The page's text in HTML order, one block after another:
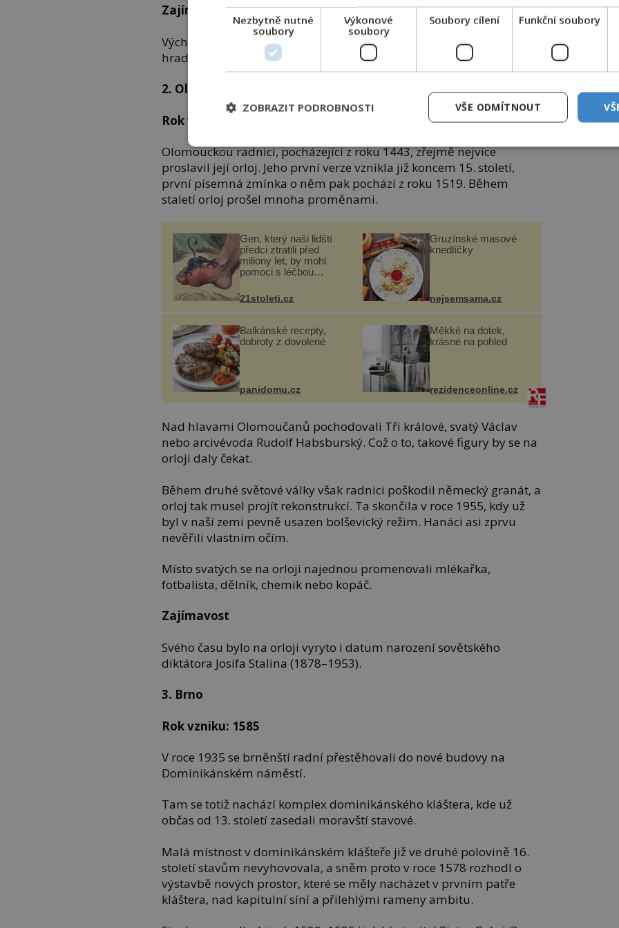
Zajímavost
Východočeši jsou patrioti. Při přestavbách radnice býval vždy použit
hradecký kámen.
2. Olomouc
Rok vzniku: 1443
Olomouckou radnici, pocházející z roku 1443, zřejmě nejvíce
proslavil její orloj. Jeho první verze vznikla již koncem 15. století,
první písemná zmínka o něm pak pochází z roku 1519. Během
staletí orloj prošel mnoha proměnami.
Gen, který naši lidští
předci ztratili před
miliony let, by mohl
pomoci s léčbou
21stoleti.cz
Gruzínské masové
knedlíčky
nejsemsama.cz
Balkánské recepty,
dobroty z dovolené
panidomu.cz
Měkké na dotek,
krásné na pohled
rezidenceonline.cz
Nad hlavami Olomoučanů pochodovali Tři králové, svatý Václav
nebo arcivévoda Rudolf Habsburský. Což o to, takové figury by se na
orloji daly čekat.
Během druhé světové války však radnici poškodil německý granát, a
orloj tak musel projít rekonstrukcí. Ta skončila v roce 1955, kdy už
byl v naší zemi pevně usazen bolševický režim. Hanáci asi zprvu
nevěřili vlastním očím.
Místo svatých se na orloji najednou promenovali mlékařka,
fotbalista, dělník, chemik nebo kopáč.
Zajímavost
Svého času bylo na orloji vyryto i datum narození sovětského
diktátora Josifa Stalina (1878–1953).
3. Brno
Rok vzniku: 1585
V roce 1935 se brněnští radní přestěhovali do nové budovy na
Dominikánském náměstí.
Tam se totiž nachází komplex dominikánského kláštera, kde už
občas od 13. století zasedali moravští stavové.
Malá místnost v dominikánském klášteře již ve druhé polovině 16.
století stavům nevyhovovala, a sněm proto v roce 1578 rozhodl o
výstavbě nových prostor, které se měly nacházet v prvním patře
kláštera, nad kapitulní síní a přilehlými rameny ambitu.
Nezbytně nutné
soubory
Výkonové
soubory
Soubory cílení Funkční soubory
VŠE ODMÍTNOUT
ZOBRAZIT PODROBNOSTI